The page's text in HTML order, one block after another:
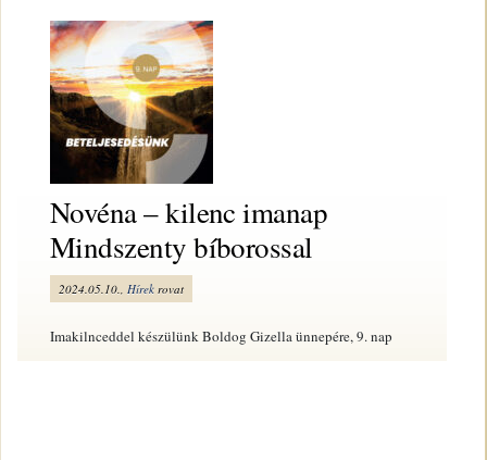
Novéna – kilenc imanap
Mindszenty bíborossal
2024.05.10., Hírek rovat
Imakilnceddel készülünk Boldog Gizella ünnepére, 9. nap